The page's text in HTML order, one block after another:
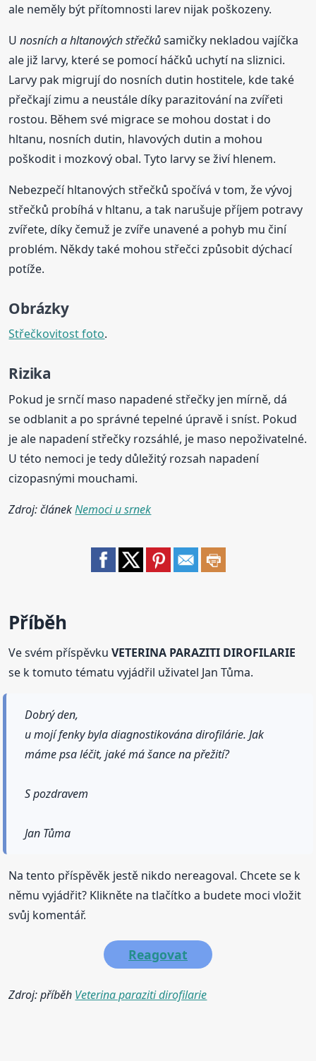
ale neměly být přítomnosti larev nijak poškozeny.
Unosních a hltanových střečkůsamičky nekladou vajíčka
ale již larvy, které se pomocí háčků uchytí na sliznici.
Larvy pak migrují do nosních dutin hostitele, kde také
přečkají zimu a neustále díky parazitování na zvířeti
rostou. Během své migrace se mohou dostat i do
hltanu, nosních dutin, hlavových dutin a mohou
poškodit i mozkový obal. Tyto larvy se živí hlenem.
Nebezpečí hltanových střečků spočívá v tom, že vývoj
střečků probíhá v hltanu, a tak narušuje příjem potravy
zvířete, díky čemuž je zvíře unavené a pohyb mu činí
problém. Někdy také mohou střečci způsobit dýchací
potíže.
Obrázky
Střečkovitost foto.
Rizika
Pokud je srnčí maso napadené střečky jen mírně, dá
se odblanit a po správné tepelné úpravě i sníst. Pokud
je ale napadení střečky rozsáhlé, je maso nepoživatelné.
U této nemoci je tedy důležitý rozsah napadení
cizopasnými mouchami.
Zdroj: článekNemoci u srnek
Příběh
Ve svém příspěvkuVETERINA PARAZITI DIROFILARIE
se k tomuto tématu vyjádřil uživatel Jan Tůma.
Dobrý den,
u mojí fenky byla diagnostikována dirofilárie. Jak
máme psa léčit, jaké má šance na přežití?
S pozdravem
Jan Tůma
Na tento příspěvěk jestě nikdo nereagoval. Chcete se k
němu vyjádřit? Klikněte na tlačítko a budete moci vložit
svůj komentář.
Reagovat
Zdroj: příběh Veterina paraziti dirofilarie